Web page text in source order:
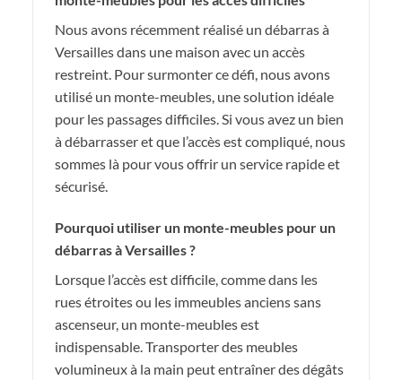
Nous avons récemment réalisé un débarras à
Versailles dans une maison avec un accès
restreint. Pour surmonter ce défi, nous avons
utilisé un monte-meubles, une solution idéale
pour les passages difficiles. Si vous avez un bien
à débarrasser et que l’accès est compliqué, nous
sommes là pour vous offrir un service rapide et
sécurisé.
Pourquoi utiliser un monte-meubles pour un
débarras à Versailles ?
Lorsque l’accès est difficile, comme dans les
rues étroites ou les immeubles anciens sans
ascenseur, un monte-meubles est
indispensable. Transporter des meubles
volumineux à la main peut entraîner des dégâts